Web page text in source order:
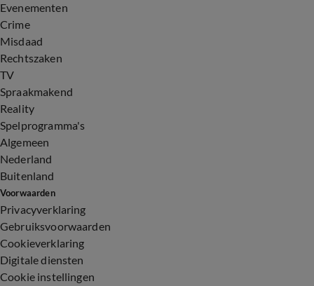
Evenementen
Crime
Misdaad
Rechtszaken
TV
Spraakmakend
Reality
Spelprogramma's
Algemeen
Nederland
Buitenland
Voorwaarden
Privacyverklaring
Gebruiksvoorwaarden
Cookieverklaring
Digitale diensten
Cookie instellingen